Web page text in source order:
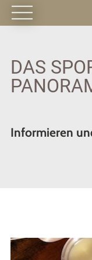
HOME
DAS
Informieren